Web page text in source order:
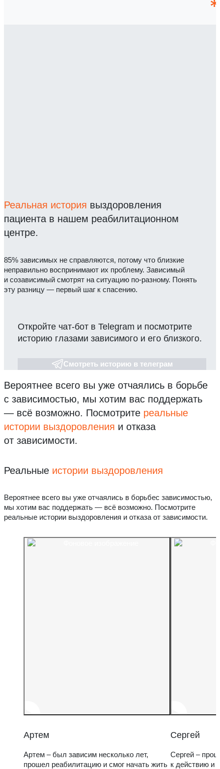
Реальная история выздоровления
пациента в нашем реабилитационном
центре.
85% зависимых не справляются, потому что близкие
неправильно воспринимают их проблему. Зависимый
и созависимый смотрят на ситуацию по-разному. Понять
эту разницу — первый шаг к спасению.
Откройте чат-бот в Telegram и посмотрите
историю глазами зависимого и его близкого.
Смотреть историю в телеграм
Вероятнее всего вы уже отчаялись в борьбе
с зависимостью, мы хотим вас поддержать
— всё возможно. Посмотрите реальные
истории выздоровления и отказа
от зависимости.
Реальные истории выздоровления
Вероятнее всего вы уже отчаялись в борьбес зависимостью,
мы хотим вас поддержать — всё возможно. Посмотрите
реальные истории выздоровления и отказа от зависимости.
Артем
Артем – был зависим несколько лет,
прошел реабилитацию и смог начать жить
Сергей
Сергей –
к действию и